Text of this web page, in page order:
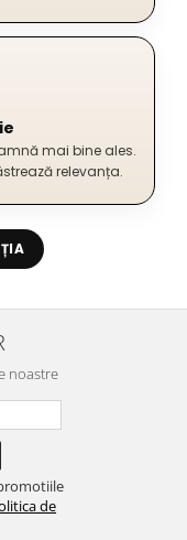
mai bine ales.
relevanța.
noastre
de